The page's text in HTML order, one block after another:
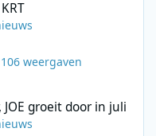
106 weergaven
groeit door in juli